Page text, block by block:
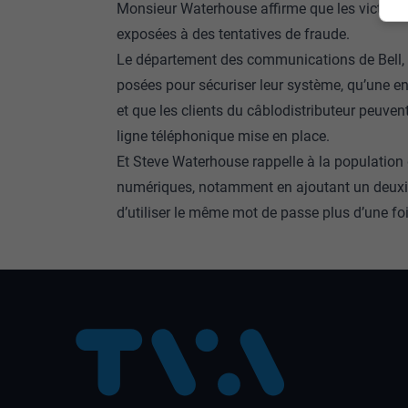
Monsieur Waterhouse affirme que les
exposées à des tentatives de fraude.
Le département des communications de
posées pour sécuriser leur système, qu’une
et que les clients du câblodistributeur
ligne téléphonique mise en place.
Et Steve Waterhouse rappelle à la
numériques, notamment en ajoutant un
d’utiliser le même mot de passe plus d’une